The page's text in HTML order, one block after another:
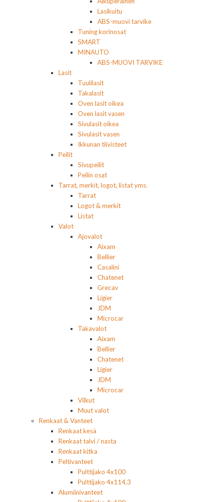
Lasikuitu
ABS-muovi tarvike
Tuning korinosat
SMART
MINAUTO
ABS-MUOVI TARVIKE
Lasit
Tuulilasit
Takalasit
Oven lasit oikea
Oven lasit vasen
Sivulasit oikea
Sivulasit vasen
Ikkunan tiivisteet
Peilit
Sivupeilit
Peilin osat
Tarrat, merkit, logot, listat yms.
Tarrat
Logot & merkit
Listat
Valot
Ajovalot
Aixam
Bellier
Casalini
Chatenet
Grecav
Ligier
JDM
Microcar
Takavalot
Aixam
Bellier
Chatenet
Ligier
JDM
Microcar
Vilkut
Muut valot
Renkaat & Vanteet
Renkaat kesä
Renkaat talvi / nasta
Renkaat kitka
Peltivanteet
Pulttijako 4x100
Pulttijako 4x114,3
Alumiinivanteet